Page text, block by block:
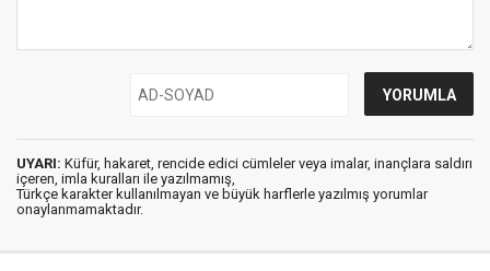
UYARI: Küfür, hakaret, rencide edici cümleler veya imalar, inançlara saldırı
içeren, imla kuralları ile yazılmamış,
Türkçe karakter kullanılmayan ve büyük harflerle yazılmış yorumlar
onaylanmamaktadır.